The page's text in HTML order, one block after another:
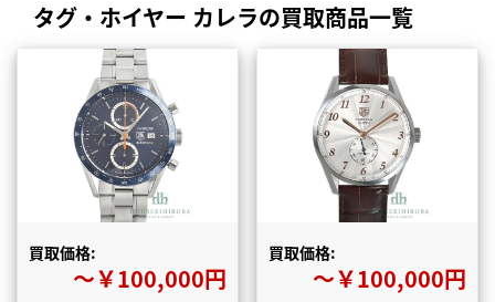
タグ・ホイヤー カレラの買取商品一覧
買取価格:
〜￥100,000円
買取価格:
〜￥100,000円